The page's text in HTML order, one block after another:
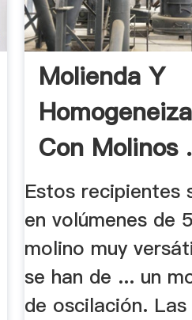
Molienda Y
Con Molinos .
Estos recipientes
en volúmenes de
molino muy
se han de ... un
de oscilación.